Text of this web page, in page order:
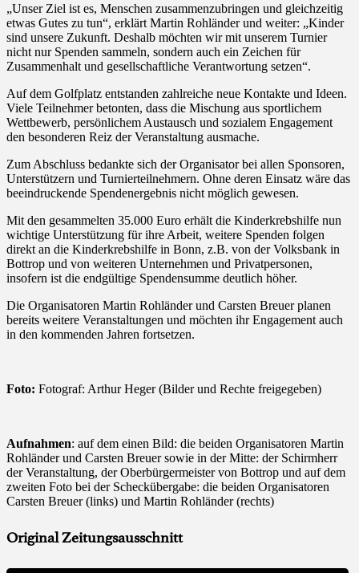
„Unser Ziel ist es, Menschen zusammenzubringen und gleichzeitig
etwas Gutes zu tun“, erklärt Martin Rohländer und weiter: „Kinder
sind unsere Zukunft. Deshalb möchten wir mit unserem Turnier
nicht nur Spenden sammeln, sondern auch ein Zeichen für
Zusammenhalt und gesellschaftliche Verantwortung setzen“.
Auf dem Golfplatz entstanden zahlreiche neue Kontakte und Ideen.
Viele Teilnehmer betonten, dass die Mischung aus sportlichem
Wettbewerb, persönlichem Austausch und sozialem Engagement
den besonderen Reiz der Veranstaltung ausmache.
Zum Abschluss bedankte sich der Organisator bei allen Sponsoren,
Unterstützern und Turnierteilnehmern. Ohne deren Einsatz wäre das
beeindruckende Spendenergebnis nicht möglich gewesen.
Mit den gesammelten 35.000 Euro erhält die Kinderkrebshilfe nun
wichtige Unterstützung für ihre Arbeit, weitere Spenden folgen
direkt an die Kinderkrebshilfe in Bonn, z.B. von der Volksbank in
Bottrop und von weiteren Unternehmen und Privatpersonen,
insofern ist die endgültige Spendensumme deutlich höher.
Die Organisatoren Martin Rohländer und Carsten Breuer planen
bereits weitere Veranstaltungen und möchten ihr Engagement auch
in den kommenden Jahren fortsetzen.
Foto: Fotograf: Arthur Heger (Bilder und Rechte freigegeben)
Aufnahmen: auf dem einen Bild: die beiden Organisatoren Martin
Rohländer und Carsten Breuer sowie in der Mitte: der Schirmherr
der Veranstaltung, der Oberbürgermeister von Bottrop und auf dem
zweiten Foto bei der Scheckübergabe: die beiden Organisatoren
Carsten Breuer (links) und Martin Rohländer (rechts)
Original Zeitungsausschnitt